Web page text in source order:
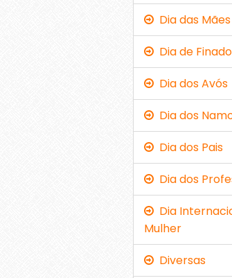
Dia das Mães
Dia de
Dia dos Avós
Dia dos
Dia dos Pais
Dia dos
Dia
Mulher
Diversas